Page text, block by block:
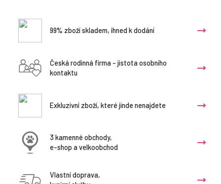
99% zboží skladem, ihned k dodání
Česká rodinná firma - jistota osobního
kontaktu
Exkluzivní zboží, které jinde nenajdete
3 kamenné obchody,
e-shop a velkoobchod
Vlastní doprava,